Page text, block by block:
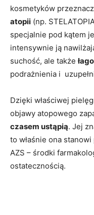
kosmetyków
atopii (np.
specjalnie pod kątem
intensywnie ją
suchość, ale także
podrażnienia i
Dzięki właściwej
objawy atopowego
czasem ustąpią. Jej
to właśnie ona
AZS – środki
ostatecznością.